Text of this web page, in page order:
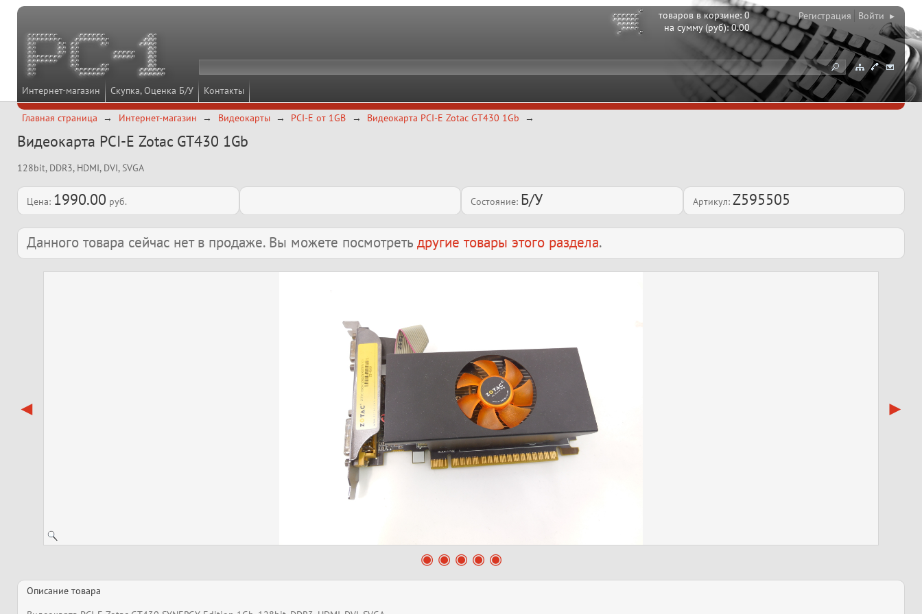
Интернет-магазин Скупка, Оценка Б/У Контакты
товаров в корзине:0
на сумму (руб):0.00
Регистрация Войти ▸
Главная страница Интернет-магазин Видеокарты PCI-E от 1GB Видеокарта PCI-E Zotac GT430 1Gb
Видеокарта PCI-E Zotac GT430 1Gb
128bit, DDR3, HDMI, DVI, SVGA
Цена: 1990.00 руб. Состояние: Б/У Артикул: Z595505
Данного товара сейчас нет в продаже. Вы можете посмотреть другие товары этого раздела.
Описание товара